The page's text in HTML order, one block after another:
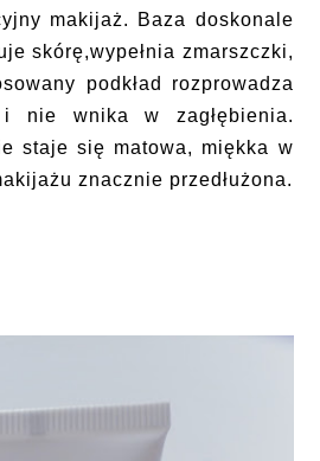
makijaż. Baza doskonale
skórę,wypełnia zmarszczki,
podkład rozprowadza
nie wnika w zagłębienia.
staje się matowa, miękka w
znacznie przedłużona.